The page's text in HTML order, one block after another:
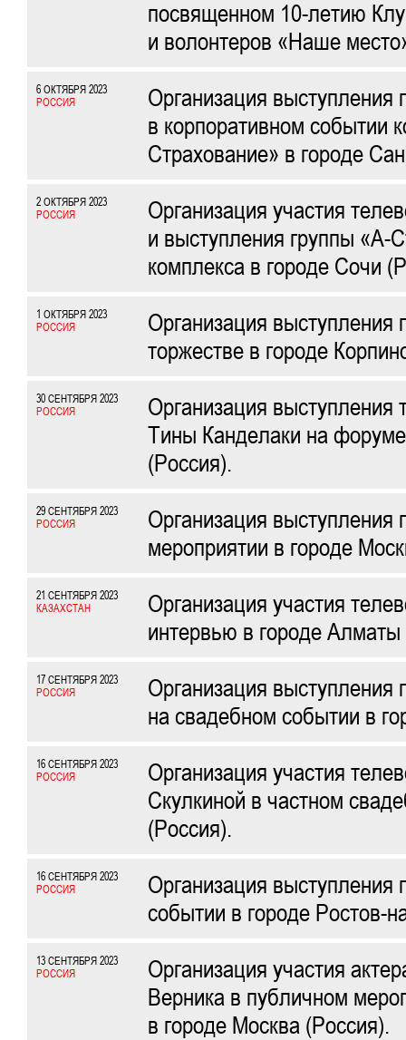
посвященном 10-летию
и волонтеров «Наше
6 ОКТЯБРЯ 2023
РОССИЯ
Организация
в корпоративном событии
Страхование» в городе
2 ОКТЯБРЯ 2023
РОССИЯ
Организация участия
и выступления группы «А-
комплекса в городе Сочи
1 ОКТЯБРЯ 2023
РОССИЯ
Организация
торжестве в городе
30 СЕНТЯБРЯ 2023
РОССИЯ
Организация
Тины Канделаки на
(Россия).
29 СЕНТЯБРЯ 2023
РОССИЯ
Организация выступления
мероприятии в городе
21 СЕНТЯБРЯ 2023
КАЗАХСТАН
Организация участия
интервью в городе Алматы
17 СЕНТЯБРЯ 2023
РОССИЯ
Организация выступления
на свадебном событии в
16 СЕНТЯБРЯ 2023
РОССИЯ
Организация участия
Скулкиной в частном
(Россия).
16 СЕНТЯБРЯ 2023
РОССИЯ
Организация
событии в городе Ростов-
13 СЕНТЯБРЯ 2023
РОССИЯ
Организация участия
Верника в публичном
в городе Москва (Россия).